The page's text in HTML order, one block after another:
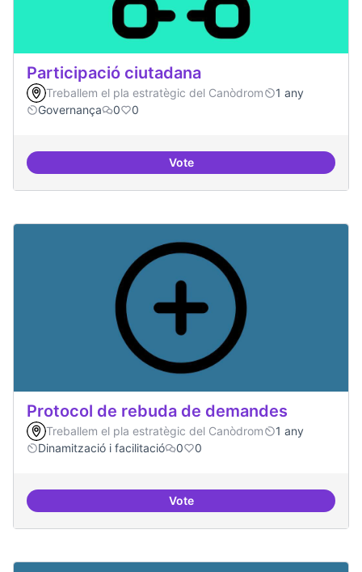
Participació ciutadana
Treballem el pla estratègic del Canòdrom
1 any
Governança
0 0
VoteParticipació ciutadana
Protocol de rebuda de demandes
Treballem el pla estratègic del Canòdrom
1 any
Dinamització i facilitació
0 0
VoteProtocol de rebuda de demandes